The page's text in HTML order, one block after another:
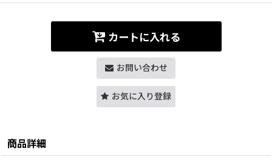
カートに入れる
お問い合わせ
お気に入り登録
商品詳細